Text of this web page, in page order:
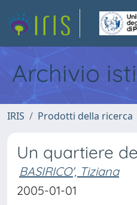
Archivio
IRIS Prodotti della ricerca
Un quartiere
BASIRICO', Tiziana
2005-01-01